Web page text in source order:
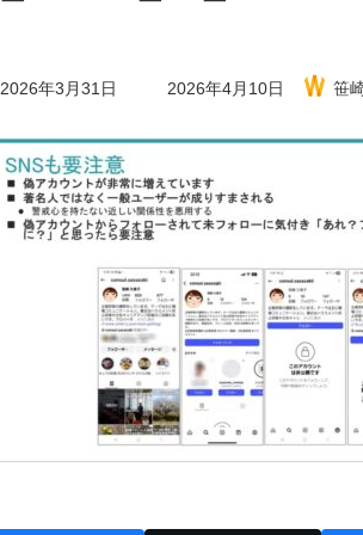
2026年3月31日
最
終
新
時
:
2026年4月10日 笹